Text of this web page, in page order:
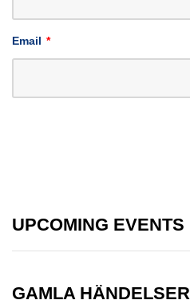
Email *
UPCOMING EVENTS
GAMLA HÄNDELSER